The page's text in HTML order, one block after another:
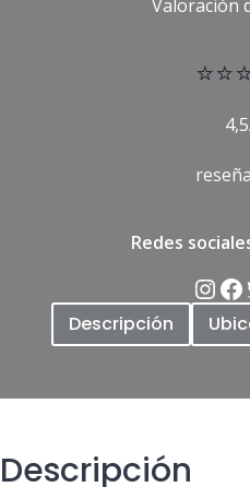
Valoración
⭐
Redes
Descripción
Descripción